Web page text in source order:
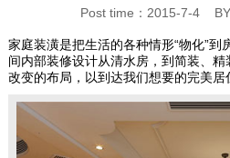
Post time：2015-7-4
家庭装潢是把生活的各种情形“物化”
间内部装修设计从清水房，到简装、
改变的布局，以到达我们想要的完美居